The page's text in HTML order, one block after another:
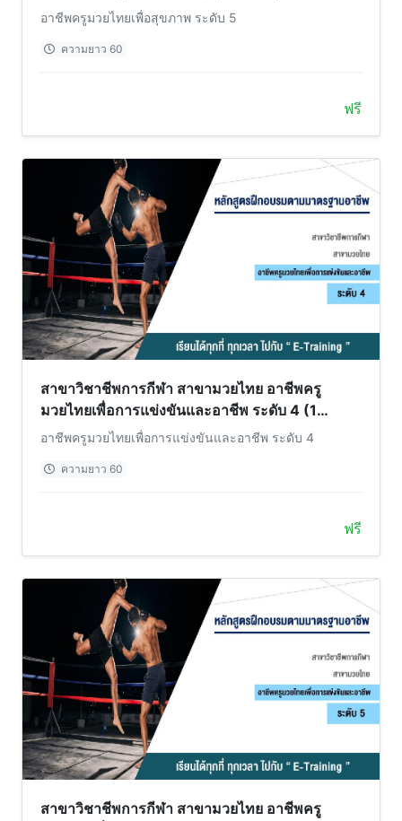
อาชีพครูมวยไทยเพื่อสุขภาพ ระดับ 5
ความยาว 60
ฟรี
สาขาวิชาชีพการกีฬา สาขามวยไทย อาชีพครู
มวยไทยเพื่อการแข่งขันและอาชีพ ระดับ 4 (1
ชั่วโมง)
อาชีพครูมวยไทยเพื่อการแข่งขันและอาชีพ ระดับ 4
ความยาว 60
ฟรี
สาขาวิชาชีพการกีฬา สาขามวยไทย อาชีพครู